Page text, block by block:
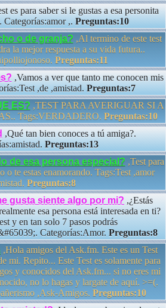
es para saber si le gustas a esa personita
Categorías:amor ,.Preguntas:10
o de granja? ,Al termino de este test
la mejor respuesta a su vida futura..
Preguntas:11
,Vamos a ver que tanto me conocen mis
,de ,amistad. Preguntas:7
ES? ,TEST PARA AVERIGUAR SI A
Tags:VERDADERO. Preguntas:10
,Qué tan bien conoces a tú amiga?.
Preguntas:13
de esa persona especial? ,Test para
o te estas enamorando. Tags:Test ,amor
Preguntas:8
gusta siente algo por mi? ,¿Estás
esa persona está interesada en ti?
y en tan solo 7 pasos podrás
Categorías:Amor. Preguntas:8
,Hola amigos del Ask.fm. Este es un Test
mi. Repito... Este Test es solamente para
y conocidos del Ask.fm... si no eres mi
no lo hagas y largate de aquí. >=(.
,Ask-Amigos. Preguntas:10